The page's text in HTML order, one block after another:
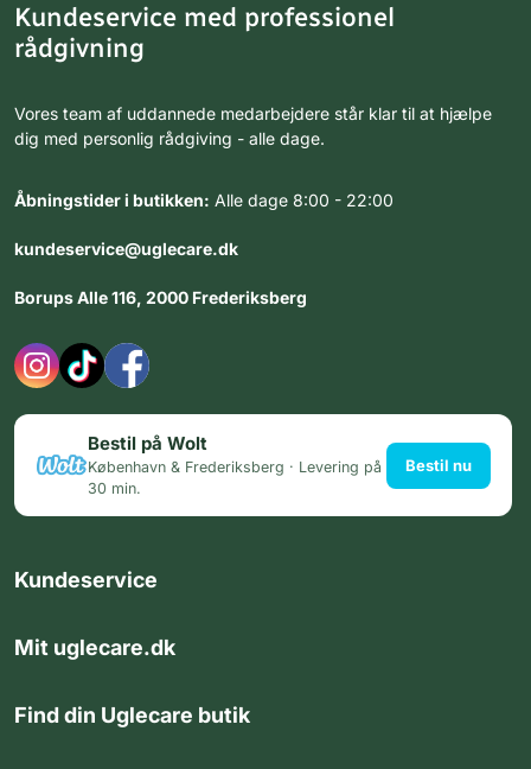
Kundeservice med professionel
rådgivning
Vores team af uddannede medarbejdere står klar til at hjælpe
dig med personlig rådgiving - alle dage.
Åbningstider i butikken: Alle dage 8:00 - 22:00
kundeservice@uglecare.dk
Borups Alle 116, 2000 Frederiksberg
Bestil på Wolt
København & Frederiksberg · Levering på
30 min.
Bestil nu
Kundeservice
Mit uglecare.dk
Find din Uglecare butik